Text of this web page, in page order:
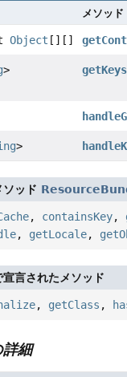
メソッド
Object [][]
> getKeys
>
ソッド
, containsKey,
, getLocale,
宣言されたメソッド
, getClass ,
細